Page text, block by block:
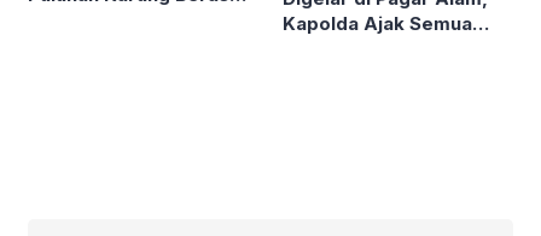
Kapolda Ajak Semua